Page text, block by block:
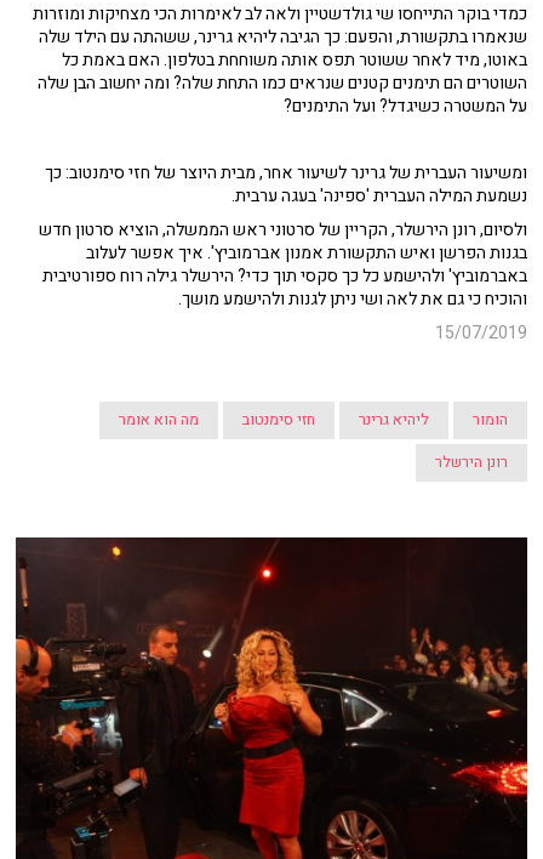
כמדי בוקר התייחסו שי גולדשטיין ולאה לב לאימרות הכי מצחיקות ומוזרות
שנאמרו בתקשורת, והפעם: כך הגיבה ליהיא גרינר, ששהתה עם הילד שלה
באוטו, מיד לאחר ששוטר תפס אותה משוחחת בטלפון. האם באמת כל
השוטרים הם תימנים קטנים שנראים כמו התחת שלה? ומה יחשוב הבן שלה
על המשטרה כשיגדל? ועל התימנים?
ומשיעור העברית של גרינר לשיעור אחר, מבית היוצר של חזי סימנטוב: כך
נשמעת המילה העברית 'ספינה' בעגה ערבית.
ולסיום, רונן הירשלר, הקריין של סרטוני ראש הממשלה, הוציא סרטון חדש
בגנות הפרשן ואיש התקשורת אמנון אברמוביץ'. איך אפשר לעלוב
באברמוביץ' ולהישמע כל כך סקסי תוך כדי? הירשלר גילה רוח ספורטיבית
והוכיח כי גם את לאה ושי ניתן לגנות ולהישמע מושך.
15/07/2019
הומור ליהיא גרינר חזי סימנטוב
מה הוא אומר
רונן הירשלר